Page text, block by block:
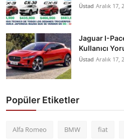
Üstad Aralık 17,
Jaguar I-
Kullanıcı
Üstad Aralık 17,
Popüler Etiketler
Alfa Romeo BMW fiat